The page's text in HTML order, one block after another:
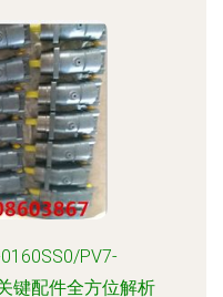
PV7-
键配件全方位解析